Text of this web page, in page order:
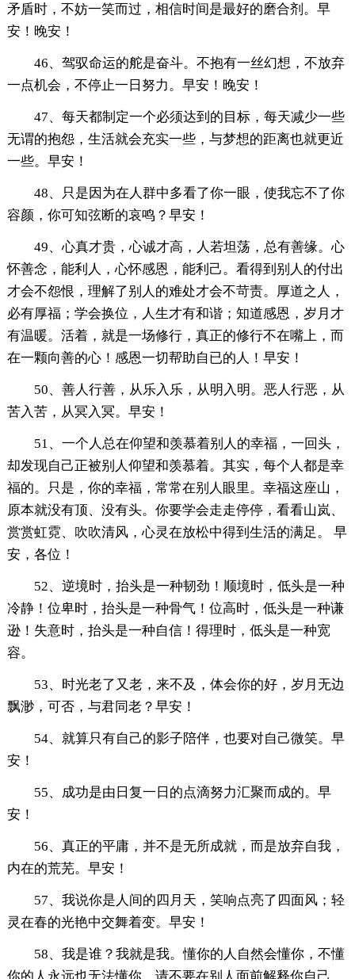
矛盾时，不妨一笑而过，相信时间是最好的磨合剂。早
安！晚安！
46、驾驭命运的舵是奋斗。不抱有一丝幻想，不放弃
一点机会，不停止一日努力。早安！晚安！
47、每天都制定一个必须达到的目标，每天减少一些
无谓的抱怨，生活就会充实一些，与梦想的距离也就更近
一些。早安！
48、只是因为在人群中多看了你一眼，使我忘不了你
容颜，你可知弦断的哀鸣？早安！
49、心真才贵，心诚才高，人若坦荡，总有善缘。心
怀善念，能利人，心怀感恩，能利己。看得到别人的付出
才会不怨恨，理解了别人的难处才会不苛责。厚道之人，
必有厚福；学会换位，人生才有和谐；知道感恩，岁月才
有温暖。活着，就是一场修行，真正的修行不在嘴上，而
在一颗向善的心！感恩一切帮助自已的人！早安！
50、善人行善，从乐入乐，从明入明。恶人行恶，从
苦入苦，从冥入冥。早安！
51、一个人总在仰望和羡慕着别人的幸福，一回头，
却发现自己正被别人仰望和羡慕着。其实，每个人都是幸
福的。只是，你的幸福，常常在别人眼里。幸福这座山，
原本就没有顶、没有头。你要学会走走停停，看看山岚、
赏赏虹霓、吹吹清风，心灵在放松中得到生活的满足。 早
安，各位！
52、逆境时，抬头是一种韧劲！顺境时，低头是一种
冷静！位卑时，抬头是一种骨气！位高时，低头是一种谦
逊！失意时，抬头是一种自信！得理时，低头是一种宽
容。
53、时光老了又老，来不及，体会你的好，岁月无边
飘渺，可否，与君同老？早安！
54、就算只有自己的影子陪伴，也要对自己微笑。早
安！
55、成功是由日复一日的点滴努力汇聚而成的。早
安！
56、真正的平庸，并不是无所成就，而是放弃自我，
内在的荒芜。早安！
57、我说你是人间的四月天，笑响点亮了四面风；轻
灵在春的光艳中交舞着变。早安！
58、我是谁？我就是我。懂你的人自然会懂你，不懂